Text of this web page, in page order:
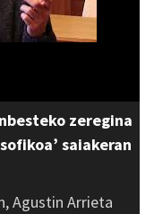
zeregina
saiakeran
Agustin Arrieta